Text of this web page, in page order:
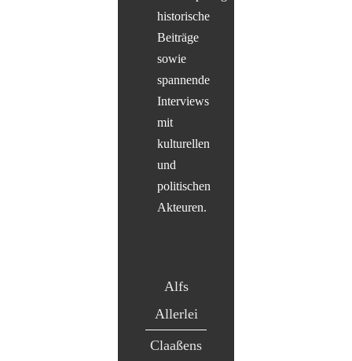
historische
Beiträge
sowie
spannende
Interviews
mit
kulturellen
und
politischen
Akteuren.
Alfs
Allerlei
Claaßens